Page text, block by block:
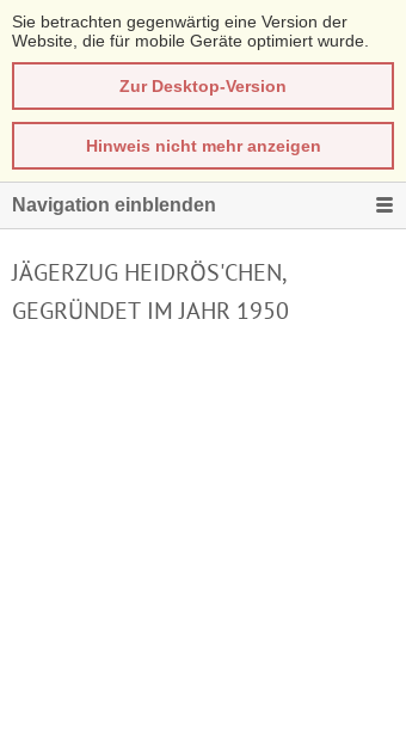
Sie betrachten gegenwärtig eine Version der
Website, die für mobile Geräte optimiert wurde.
Zur Desktop-Version
Hinweis nicht mehr anzeigen
Navigation einblenden
JÄGERZUG HEIDRÖS'CHEN,
GEGRÜNDET IM JAHR 1950